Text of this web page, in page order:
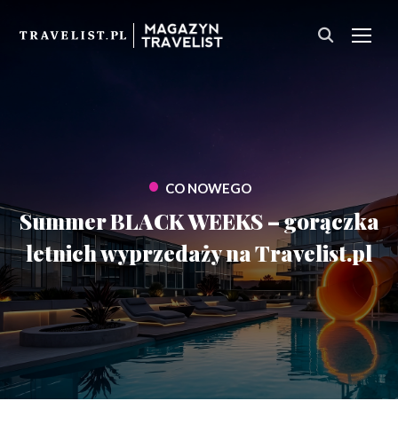
• CO NOWEGO
Summer BLACK WEEKS – gorączka
letnich wyprzedaży na Travelist.pl